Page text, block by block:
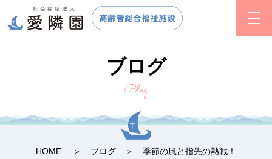
ブログ
Blog
HOME ブログ 季節の風と指先の熱戦！